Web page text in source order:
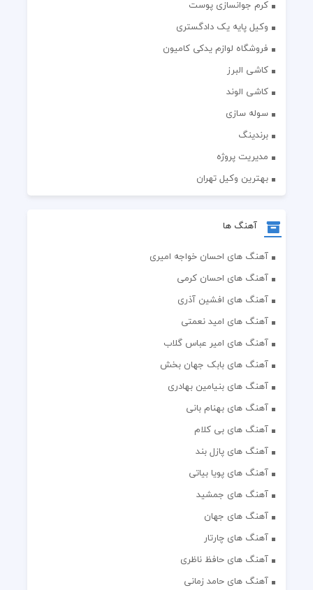
کرم جوانسازی پوست
وکیل پایه یک دادگستری
فروشگاه لوازم یدکی کامیون
کاشی البرز
کاشی الوند
سوله سازی
برندینگ
مدیریت پروژه
بهترین وکیل تهران
آهنگ ها
آهنگ های احسان خواجه امیری
آهنگ های احسان کرمی
آهنگ های افشین آذری
آهنگ های امید نعمتی
آهنگ های امیر عباس گلاب
آهنگ های بابک جهان بخش
آهنگ های بنیامین بهادری
آهنگ های بهنام بانی
آهنگ های بی کلام
آهنگ های پازل بند
آهنگ های پویا بیاتی
آهنگ های جمشید
آهنگ های جهان
آهنگ های چارتار
آهنگ های حافظ ناظری
آهنگ های حامد زمانی